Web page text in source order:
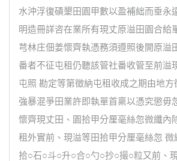
水沖浮復磧墾田園甲數以盈補絀而垂永
明造冊詳咨在業所有現丈原溢田園合給
芎林庄佃姜懷齊執憑務須遵照後開原溢
番者不征屯租仍聽該管社番收管至前溢
屯照 勘定等第徵納屯租收成之期由地方
強暴混爭田業許即執單首稟以憑究懲毋
懷齊現丈田、園拾甲分厘毫絲忽微纖內
租外實前、現溢等田拾甲分厘毫絲忽
拾○石○斗○升○合○勺○抄○撮○粒又前、